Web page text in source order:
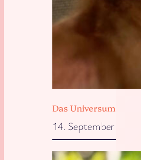
Das Universum will,
14. September 2025